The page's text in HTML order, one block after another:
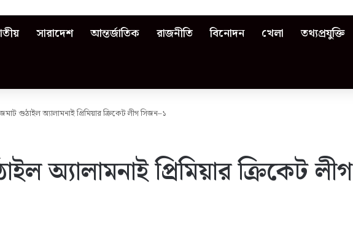
সারাদেশ আন্তর্জাতিক রাজনীতি বিনোদন খেলা তথ্যপ্রযুক্তি
গুঠাইল অ্যালামনাই প্রিমিয়ার ক্রিকেট লীগ সিজন–১
অ্যালামনাই প্রিমিয়ার ক্রিকেট লীগ